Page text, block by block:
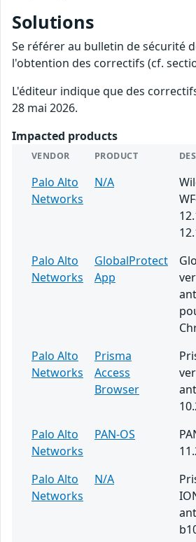
Solutions
Se référer au bulletin de sécurité
l'obtention des correctifs (cf.
L'éditeur indique que des
28 mai 2026.
Impacted products
VENDOR PRODUCT
Palo Alto
Networks
N/A
Palo Alto
Networks
GlobalProtect
App
Palo Alto
Networks
Prisma
Access
Browser
Palo Alto
Networks
PAN-OS
Palo Alto
Networks
N/A